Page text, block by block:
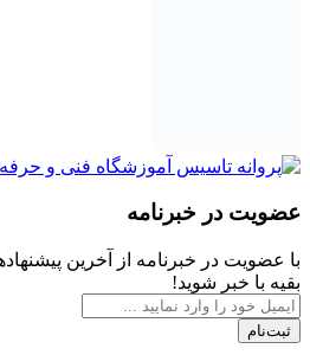
عضویت در خبرنامه
با عضویت در خبرنامه از آخرین
بقیه با خبر شوید!
ثبت‌نام